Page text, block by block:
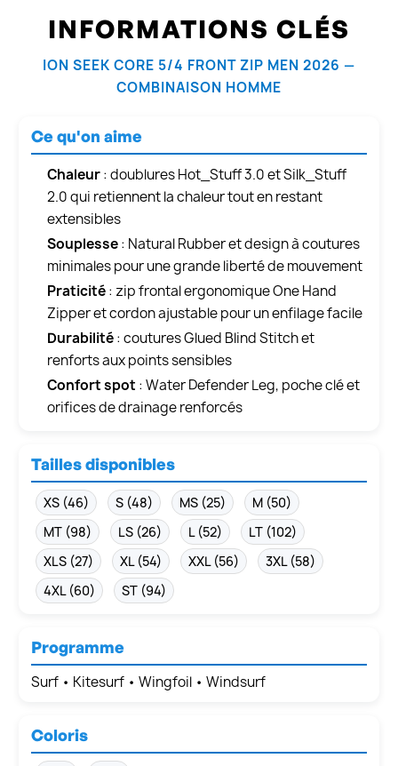
INFORMATIONS CLÉS
ION SEEK CORE 5/4 FRONT ZIP MEN 2026 —
COMBINAISON HOMME
Ce qu'on aime
Chaleur: doublures Hot_Stuff 3.0 et Silk_Stuff
2.0 qui retiennent la chaleur tout en restant
extensibles
Souplesse: Natural Rubber et design à coutures
minimales pour une grande liberté de mouvement
Praticité: zip frontal ergonomique One Hand
Zipper et cordon ajustable pour un enfilage facile
Durabilité: coutures Glued Blind Stitch et
renforts aux points sensibles
Confort spot : Water Defender Leg, poche clé et
orifices de drainage renforcés
Tailles disponibles
XS (46) S (48) MS (25)
M (50)
MT (98)
LS (26) L (52)
LT (102)
XLS (27)
XL (54) XXL (56)
3XL (58)
4XL (60)
ST (94)
Programme
Surf • Kitesurf • Wingfoil • Windsurf
Coloris